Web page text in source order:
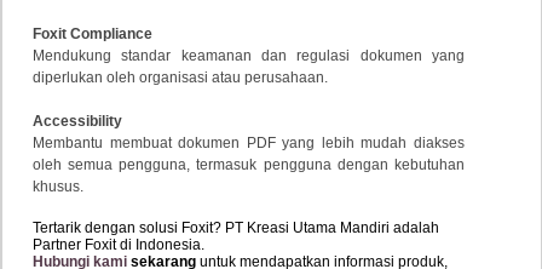
Foxit Compliance
Mendukungstandar keamanan danregulasi dokumen yang
diperlukan oleh organisasi atau perusahaan.
Accessibility
Membantu membuatdokumen PDFyang lebihmudah diakses
olehsemuapengguna,termasuk pengguna dengan kebutuhan
khusus.
Tertarik dengan solusi Foxit? PT Kreasi Utama Mandiri adalah
Partner Foxit di Indonesia.
Hubungi kami sekarang untuk mendapatkan informasi produk,